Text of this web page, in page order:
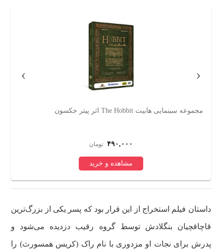
مجموعه سینمایی هابیت The Hobbit اثر پیتر جکسون
۴۹۰,۰۰۰ تومان
مشاهده و خرید
‹
›
داستان فیلم استخراج از این قرار بود که پسر یکی از بزرگ‌ترین
قاچاقچیان بنگلادش توسط گروه رقیب دزدیده می‌شود و
پدرش برای نجات او مزدوری با نام راک (کریس همسورث) را